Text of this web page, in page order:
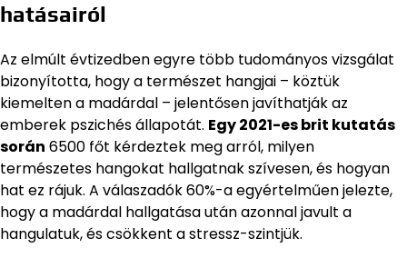
hatásairól
Az elmúlt évtizedben egyre több tudományos vizsgálat
bizonyította, hogy a természet hangjai – köztük
kiemelten a madárdal – jelentősen javíthatják az
emberek pszichés állapotát. Egy 2021-es brit kutatás
során 6500 főt kérdeztek meg arról, milyen
természetes hangokat hallgatnak szívesen, és hogyan
hat ez rájuk. A válaszadók 60%-a egyértelműen jelezte,
hogy a madárdal hallgatása után azonnal javult a
hangulatuk, és csökkent a stressz-szintjük.